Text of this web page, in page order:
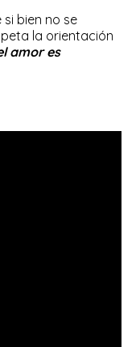
bien no se
la orientación
amor es